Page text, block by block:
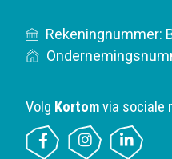
Rekeningnummer:
Volg Kortomvia sociale